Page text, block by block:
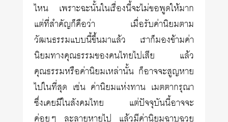
ไหน เพราะฉะนั้นในเรื่องนี้จะไม่ขอพูดให้มาก
แต่ที่สำคัญก็คือว่า เมื่อรับค่านิยมตาม
วัฒนธรรมแบบนี้ขึ้นมาแล้ว เราก็มองข้ามค่า
นิยมทางคุณธรรมของคนไทยไปเสีย แล้ว
คุณธรรมหรือค่านิยมเหล่านั้น ก็อาจจะสูญหาย
ไปในที่สุด เช่น ค่านิยมแห่งทาน เมตตากรุณา
ซึ่งเคยมีในสังคมไทย แต่ปัจจุบันนี้อาจจะ